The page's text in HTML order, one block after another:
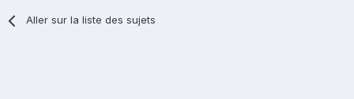
Aller sur la liste des sujets